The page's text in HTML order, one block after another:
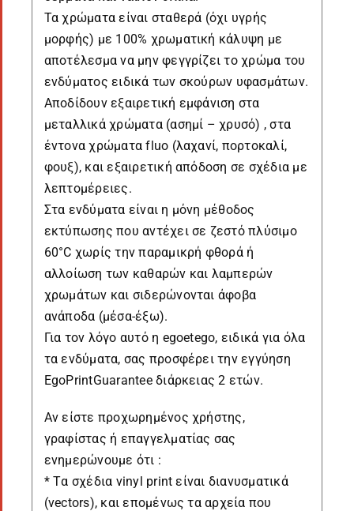
Τα χρώματα είναι σταθερά (όχι υγρής
μορφής) με 100% χρωματική κάλυψη με
αποτέλεσμα να μην φεγγρίζει το χρώμα του
ενδύματος ειδικά των σκούρων υφασμάτων.
Αποδίδουν εξαιρετική εμφάνιση στα
μεταλλικά χρώματα (ασημί – χρυσό) , στα
έντονα χρώματα fluo (λαχανί, πορτοκαλί,
φουξ), και εξαιρετική απόδοση σε σχέδια με
λεπτομέρειες.
Στα ενδύματα είναι η μόνη μέθοδος
εκτύπωσης που αντέχει σε ζεστό πλύσιμο
60°C χωρίς την παραμικρή φθορά ή
αλλοίωση των καθαρών και λαμπερών
χρωμάτων και σιδερώνονται άφοβα
ανάποδα (μέσα-έξω).
Για τον λόγο αυτό η egoetego, ειδικά για όλα
τα ενδύματα, σας προσφέρει την εγγύηση
EgoPrintGuarantee διάρκειας 2 ετών.
Αν είστε προχωρημένος χρήστης,
γραφίστας ή επαγγελματίας σας
ενημερώνουμε ότι :
* Tα σχέδια vinyl print είναι διανυσματικά
(vectors), και επομένως τα αρχεία που